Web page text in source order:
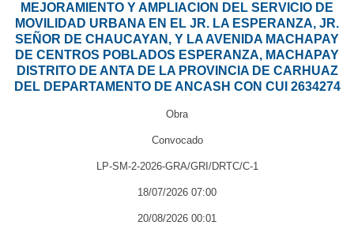
MEJORAMIENTO Y AMPLIACION DEL SERVICIO DE
MOVILIDAD URBANA EN EL JR. LA ESPERANZA, JR.
SEÑOR DE CHAUCAYAN, Y LA AVENIDA MACHAPAY
DE CENTROS POBLADOS ESPERANZA, MACHAPAY
DISTRITO DE ANTA DE LA PROVINCIA DE CARHUAZ
DEL DEPARTAMENTO DE ANCASH CON CUI 2634274
Obra
Convocado
LP-SM-2-2026-GRA/GRI/DRTC/C-1
18/07/2026 07:00
20/08/2026 00:01